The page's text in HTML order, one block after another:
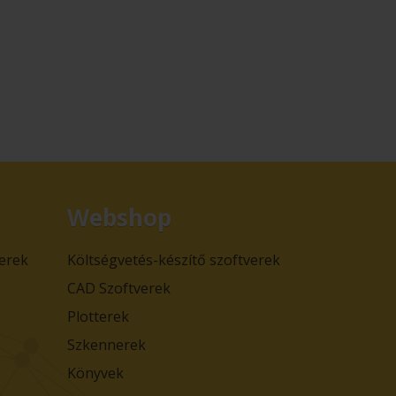
Webshop
Költségvetés-készítő szoftverek
CAD Szoftverek
Plotterek
Szkennerek
Könyvek